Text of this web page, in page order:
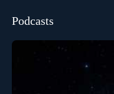
Podcasts